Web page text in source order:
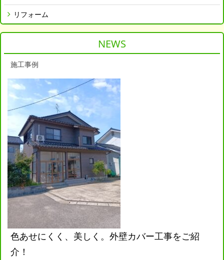
リフォーム
NEWS
施工事例
色あせにくく、美しく。外壁カバー工事をご紹
介！